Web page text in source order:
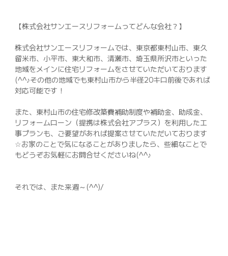
【株式会社サンエースリフォームってどんな会社？】
株式会社サンエースリフォームでは、東京都東村山市、東久
留米市、小平市、東大和市、清瀬市、埼玉県所沢市といった
地域をメインに住宅リフォームをさせていただいております
(^^♪その他の地域でも東村山市から半径20キロ前後であれば
対応可能です！
また、東村山市の住宅修改築費補助制度や補助金、助成金、
リフォームローン（提携は株式会社アプラス）を利用した工
事プランも、ご要望があれば提案させていただいております
☆お家のことで気になることがありましたら、些細なことで
もどうぞお気軽にお問合せくださいね(^^♪
それでは、また来週～(^^)/